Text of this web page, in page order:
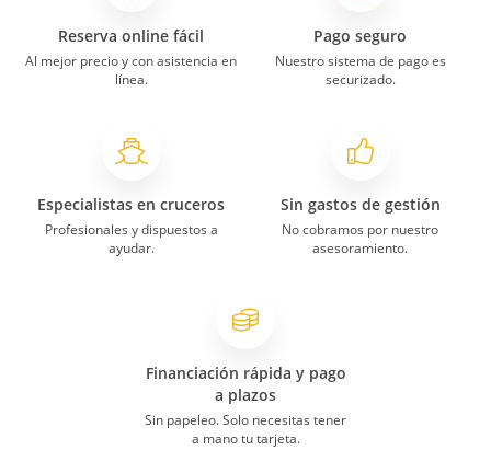
Reserva online fácil
Al mejor precio y con asistencia en
línea.
Pago seguro
Nuestro sistema de pago es
securizado.
Especialistas en cruceros
Profesionales y dispuestos a
ayudar.
Sin gastos de gestión
No cobramos por nuestro
asesoramiento.
Financiación rápida y pago
a plazos
Sin papeleo. Solo necesitas tener
a mano tu tarjeta.